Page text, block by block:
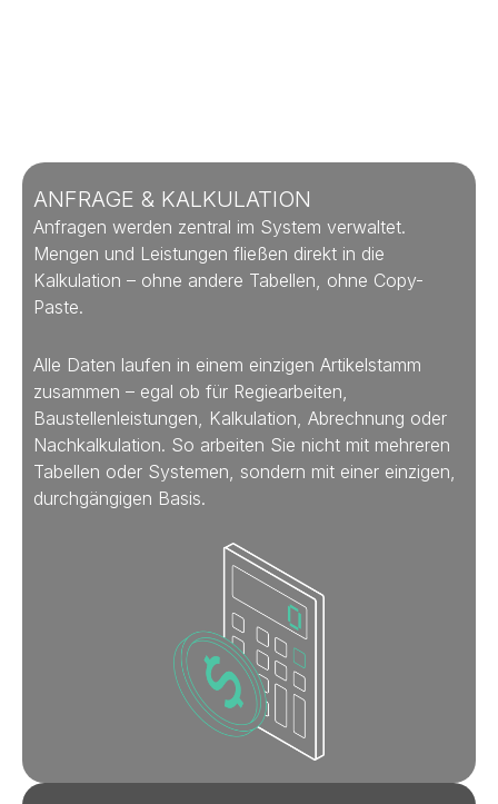
ANFRAGE & KALKULATION
Anfragen werden zentral im System verwaltet.
Mengen und Leistungen fließen direkt in die
Kalkulation – ohne andere Tabellen, ohne Copy-
Paste.
Alle Daten laufen in einem einzigen Artikelstamm
zusammen – egal ob für Regiearbeiten,
Baustellenleistungen, Kalkulation, Abrechnung oder
Nachkalkulation. So arbeiten Sie nicht mit mehreren
Tabellen oder Systemen, sondern mit einer einzigen,
durchgängigen Basis.